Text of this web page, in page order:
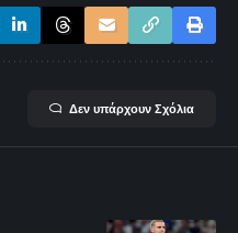
Δεν υπάρχουν Σχόλια